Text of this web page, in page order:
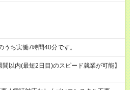
※表記のうち実働7時間40分です。
以内(最短2日目)のスピード就業が可能】